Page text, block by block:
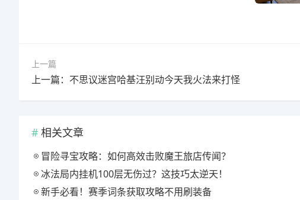
上一篇
上一篇：不思议迷宫哈基汪别动今天我火法来打怪
相关文章
冒险寻宝攻略：如何高效击败魔王旅店传闻？
冰法局内挂机100层无伤过？这技巧太逆天！
新手必看！赛季词条获取攻略不用刷装备